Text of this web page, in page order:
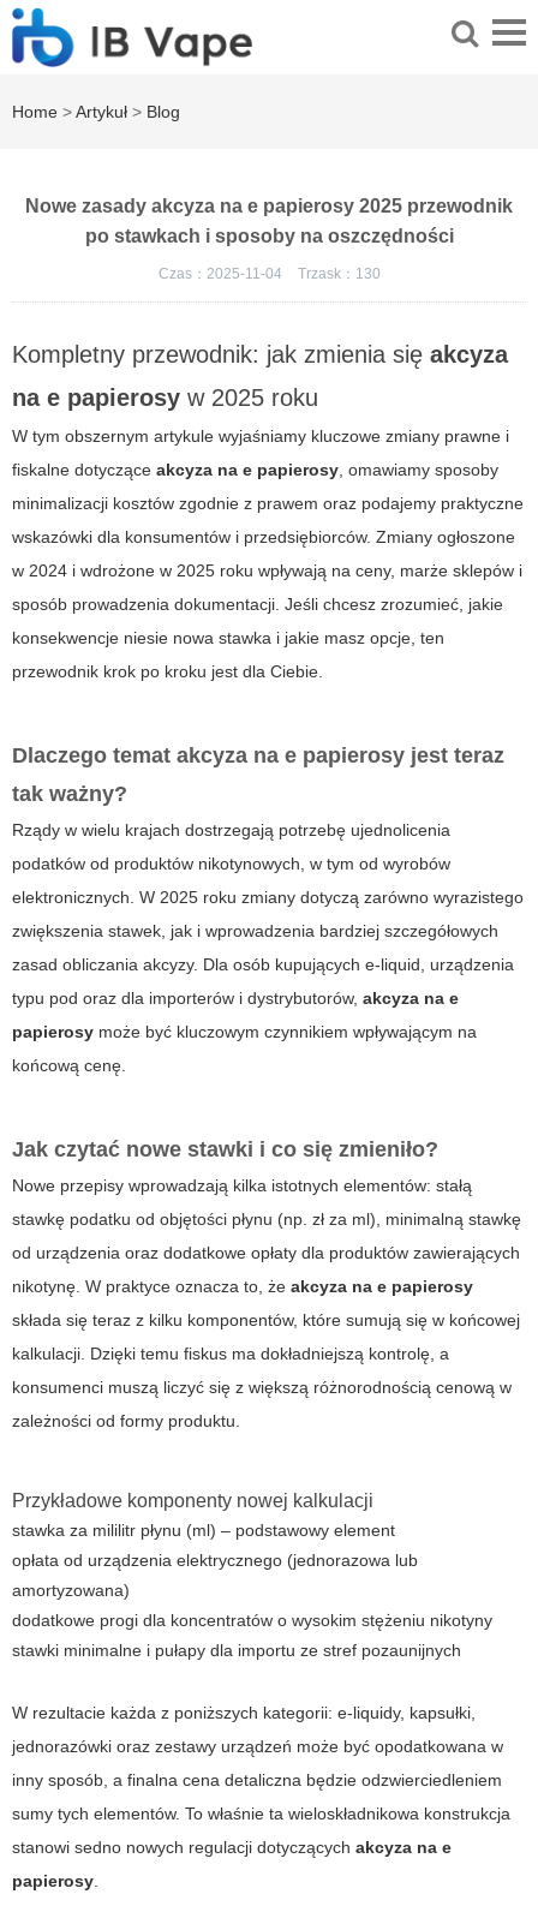
Home >Artykuł > Blog
Nowe zasady akcyza na e papierosy 2025 przewodnik
po stawkach i sposoby na oszczędności
Czas：2025-11-04 Trzask： 130
Kompletny przewodnik: jak zmienia się akcyza
na e papierosy w 2025 roku
W tym obszernym artykule wyjaśniamy kluczowe zmiany prawne i
fiskalne dotyczące akcyza na e papierosy, omawiamy sposoby
minimalizacji kosztów zgodnie z prawem oraz podajemy praktyczne
wskazówki dla konsumentów i przedsiębiorców. Zmiany ogłoszone
w 2024 i wdrożone w 2025 roku wpływają na ceny, marże sklepów i
sposób prowadzenia dokumentacji. Jeśli chcesz zrozumieć, jakie
konsekwencje niesie nowa stawka i jakie masz opcje, ten
przewodnik krok po kroku jest dla Ciebie.
Dlaczego temat akcyza na e papierosy jest teraz
tak ważny?
Rządy w wielu krajach dostrzegają potrzebę ujednolicenia
podatków od produktów nikotynowych, w tym od wyrobów
elektronicznych. W 2025 roku zmiany dotyczą zarówno wyrazistego
zwiększenia stawek, jak i wprowadzenia bardziej szczegółowych
zasad obliczania akcyzy. Dla osób kupujących e-liquid, urządzenia
typu pod oraz dla importerów i dystrybutorów, akcyza na e
papierosy może być kluczowym czynnikiem wpływającym na
końcową cenę.
Jak czytać nowe stawki i co się zmieniło?
Nowe przepisy wprowadzają kilka istotnych elementów: stałą
stawkę podatku od objętości płynu (np. zł za ml), minimalną stawkę
od urządzenia oraz dodatkowe opłaty dla produktów zawierających
nikotynę. W praktyce oznacza to, że akcyza na e papierosy
składa się teraz z kilku komponentów, które sumują się w końcowej
kalkulacji. Dzięki temu fiskus ma dokładniejszą kontrolę, a
konsumenci muszą liczyć się z większą różnorodnością cenową w
zależności od formy produktu.
Przykładowe komponenty nowej kalkulacji
stawka za mililitr płynu (ml) – podstawowy element
opłata od urządzenia elektrycznego (jednorazowa lub
amortyzowana)
dodatkowe progi dla koncentratów o wysokim stężeniu nikotyny
stawki minimalne i pułapy dla importu ze stref pozaunijnych
W rezultacie każda z poniższych kategorii: e-liquidy, kapsułki,
jednorazówki oraz zestawy urządzeń może być opodatkowana w
inny sposób, a finalna cena detaliczna będzie odzwierciedleniem
sumy tych elementów. To właśnie ta wieloskładnikowa konstrukcja
stanowi sedno nowych regulacji dotyczących akcyza na e
papierosy.